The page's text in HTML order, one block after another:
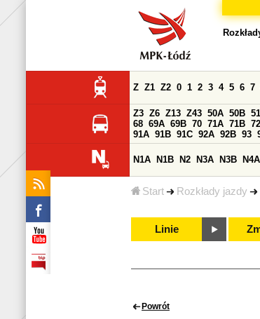
Start Rozkłady jazdy
Z Z1 Z2 0 1 2 3 4 5 6 7
Z3 Z6 Z13 Z43 50A 50B
68 69A 69B 70 71A 71B
91A 91B 91C 92A 92B 93
N1A N1B N2 N3A N3B N4A
Linie
Powrót